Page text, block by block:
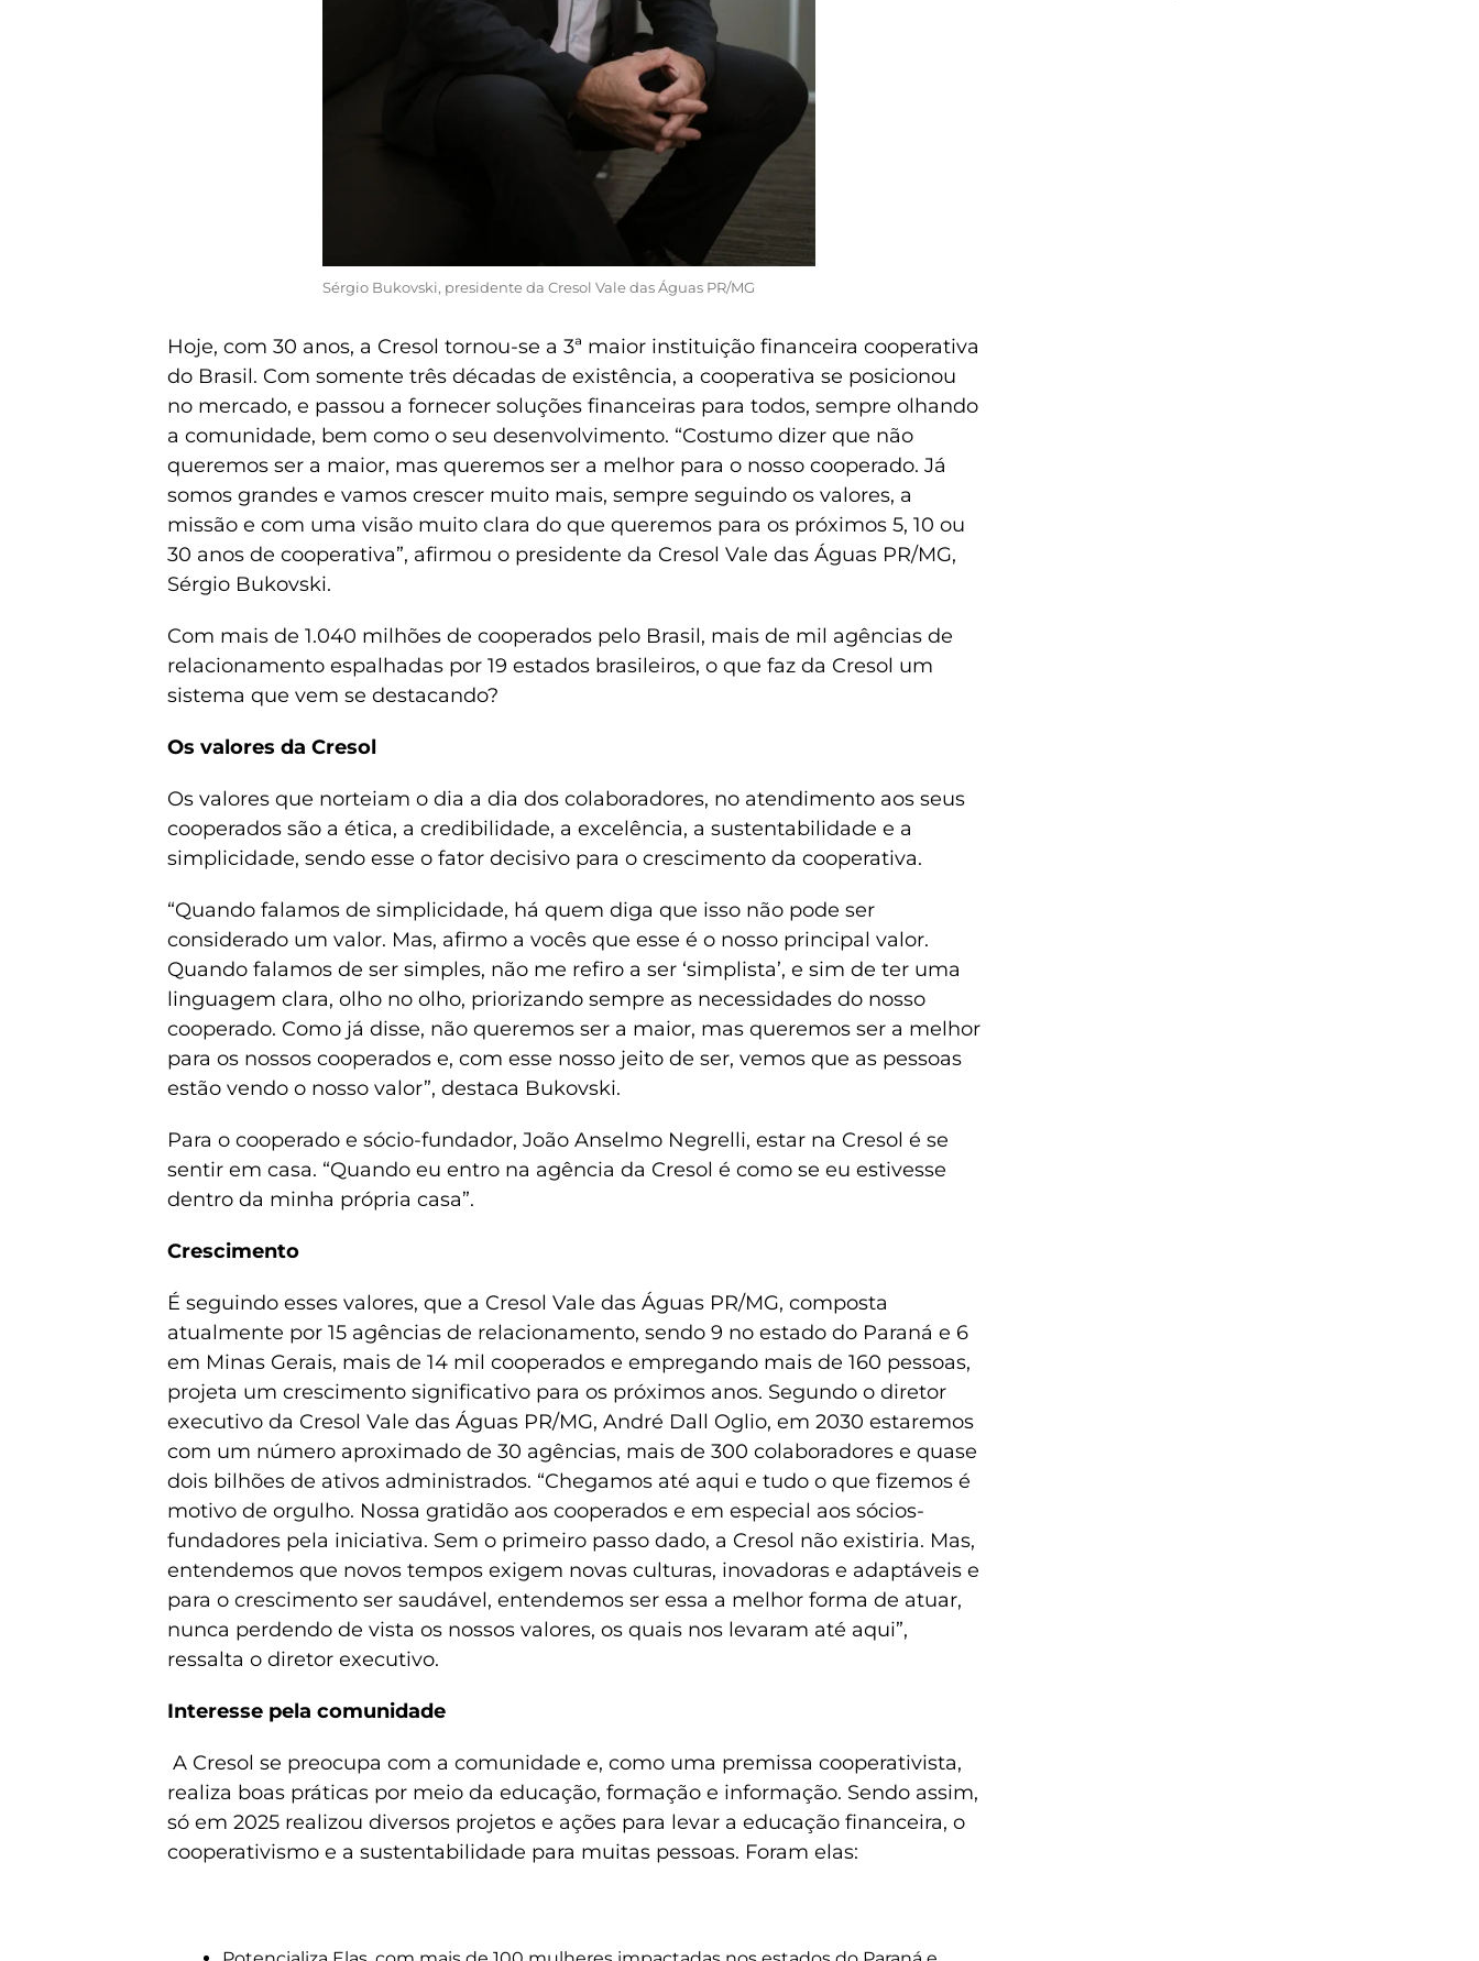
Sérgio Bukovski, presidente da Cresol Vale das Águas PR/MG
Hoje, com 30 anos, a Cresol tornou-se a 3ª maior instituição financeira cooperativa
do Brasil. Com somente três décadas de existência, a cooperativa se posicionou
no mercado, e passou a fornecer soluções financeiras para todos, sempre olhando
a comunidade, bem como o seu desenvolvimento. “Costumo dizer que não
queremos ser a maior, mas queremos ser a melhor para o nosso cooperado. Já
somos grandes e vamos crescer muito mais, sempre seguindo os valores, a
missão e com uma visão muito clara do que queremos para os próximos 5, 10 ou
30 anos de cooperativa”, afirmou o presidente da Cresol Vale das Águas PR/MG,
Sérgio Bukovski.
Com mais de 1.040 milhões de cooperados pelo Brasil, mais de mil agências de
relacionamento espalhadas por 19 estados brasileiros, o que faz da Cresol um
sistema que vem se destacando?
Os valores da Cresol
Os valores que norteiam o dia a dia dos colaboradores, no atendimento aos seus
cooperados são a ética, a credibilidade, a excelência, a sustentabilidade e a
simplicidade, sendo esse o fator decisivo para o crescimento da cooperativa.
“Quando falamos de simplicidade, há quem diga que isso não pode ser
considerado um valor. Mas, afirmo a vocês que esse é o nosso principal valor.
Quando falamos de ser simples, não me refiro a ser ‘simplista’, e sim de ter uma
linguagem clara, olho no olho, priorizando sempre as necessidades do nosso
cooperado. Como já disse, não queremos ser a maior, mas queremos ser a melhor
para os nossos cooperados e, com esse nosso jeito de ser, vemos que as pessoas
estão vendo o nosso valor”, destaca Bukovski.
Para o cooperado e sócio-fundador, João Anselmo Negrelli, estar na Cresol é se
sentir em casa. “Quando eu entro na agência da Cresol é como se eu estivesse
dentro da minha própria casa”.
Crescimento
É seguindo esses valores, que a Cresol Vale das Águas PR/MG, composta
atualmente por 15 agências de relacionamento, sendo 9 no estado do Paraná e 6
em Minas Gerais, mais de 14 mil cooperados e empregando mais de 160 pessoas,
projeta um crescimento significativo para os próximos anos. Segundo o diretor
executivo da Cresol Vale das Águas PR/MG, André Dall Oglio, em 2030 estaremos
com um número aproximado de 30 agências, mais de 300 colaboradores e quase
dois bilhões de ativos administrados. “Chegamos até aqui e tudo o que fizemos é
motivo de orgulho. Nossa gratidão aos cooperados e em especial aos sócios-
fundadores pela iniciativa. Sem o primeiro passo dado, a Cresol não existiria. Mas,
entendemos que novos tempos exigem novas culturas, inovadoras e adaptáveis e
para o crescimento ser saudável, entendemos ser essa a melhor forma de atuar,
nunca perdendo de vista os nossos valores, os quais nos levaram até aqui”,
ressalta o diretor executivo.
Interesse pela comunidade
A Cresol se preocupa com a comunidade e, como uma premissa cooperativista,
realiza boas práticas por meio da educação, formação e informação. Sendo assim,
só em 2025 realizou diversos projetos e ações para levar a educação financeira, o
cooperativismo e a sustentabilidade para muitas pessoas. Foram elas: